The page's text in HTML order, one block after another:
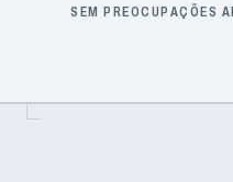
SEM PREOCUPAÇÕES